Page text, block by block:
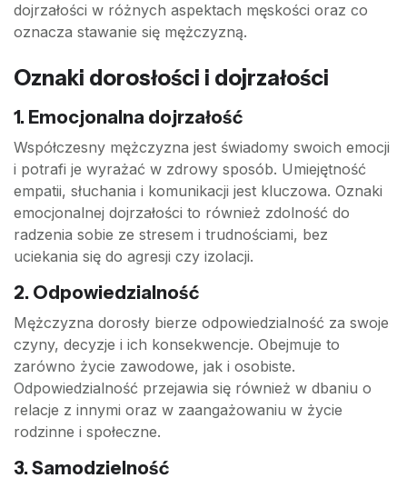
dojrzałości w różnych aspektach męskości oraz co
oznacza stawanie się mężczyzną.
Oznaki dorosłości i dojrzałości
1. Emocjonalna dojrzałość
Współczesny mężczyzna jest świadomy swoich emocji
i potrafi je wyrażać w zdrowy sposób. Umiejętność
empatii, słuchania i komunikacji jest kluczowa. Oznaki
emocjonalnej dojrzałości to również zdolność do
radzenia sobie ze stresem i trudnościami, bez
uciekania się do agresji czy izolacji.
2. Odpowiedzialność
Mężczyzna dorosły bierze odpowiedzialność za swoje
czyny, decyzje i ich konsekwencje. Obejmuje to
zarówno życie zawodowe, jak i osobiste.
Odpowiedzialność przejawia się również w dbaniu o
relacje z innymi oraz w zaangażowaniu w życie
rodzinne i społeczne.
3.Samodzielność